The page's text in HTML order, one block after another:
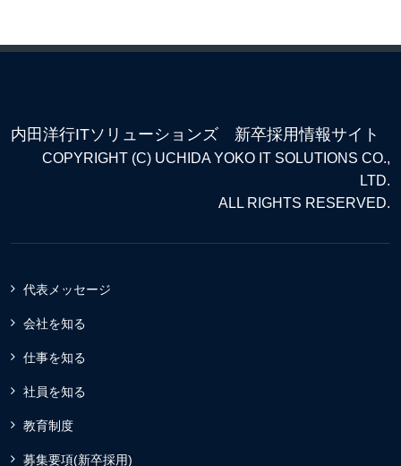
内田洋行ITソリューションズ 新卒採用情報サイト
COPYRIGHT (C) UCHIDA YOKO IT SOLUTIONS CO.,
LTD.
ALL RIGHTS RESERVED.
代表メッセージ
会社を知る
仕事を知る
社員を知る
教育制度
募集要項(新卒採用)